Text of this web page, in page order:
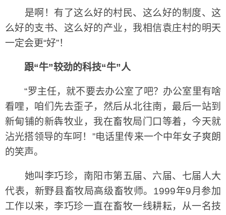
是啊！有了这么好的村民、这么好的制度、这
么好的支书、这么好的产业，我相信袁庄村的明天
一定会更“好”！
跟“牛”较劲的科技“牛”人
“罗主任，就不要去办公室了吧？办公室里有啥
看哩，咱们先去歪子，然后从北往南，最后一站到
新甸铺的新犇牧业，我在畜牧局门口等着，今天就
沾光搭领导的车呵！”电话里传来一个中年女子爽朗
的笑声。
她叫李巧珍，南阳市第五届、六届、七届人大
代表，新野县畜牧局高级畜牧师。1999年9月参加
工作以来，李巧珍一直在畜牧一线耕耘，从一名技